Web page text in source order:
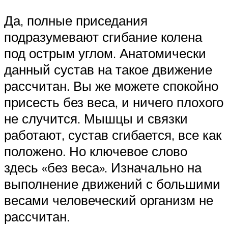
Да, полные приседания
подразумевают сгибание колена
под острым углом. Анатомически
данный сустав на такое движение
рассчитан. Вы же можете спокойно
присесть без веса, и ничего плохого
не случится. Мышцы и связки
работают, сустав сгибается, все как
положено. Но ключевое слово
здесь «без веса». Изначально на
выполнение движений с большими
весами человеческий организм не
рассчитан.